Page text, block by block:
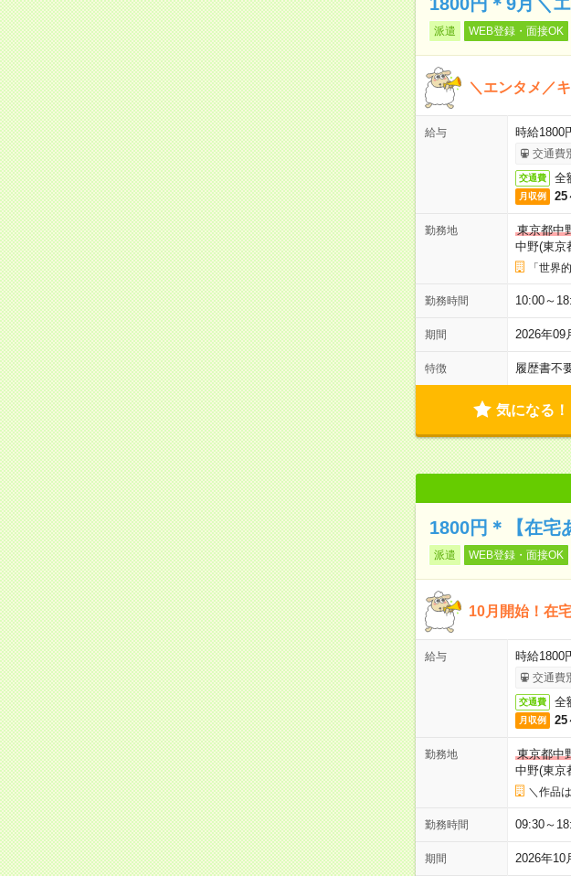
派遣 WEB登録・面接OK
＼エンタメ／
給与 時給1800
交通費
交通費 全
月収例 25
勤務地
東京都中
中野(東京
「世界
勤務時間 10:00～
期間 2026年
特徴 履歴書不
気になる！
1800円＊【在宅
派遣 WEB登録・面接OK
10月開始！在
給与 時給1800
交通費
交通費 全
月収例 25
勤務地
東京都中
中野(東京
＼作品
勤務時間 09:30～
期間 2026年